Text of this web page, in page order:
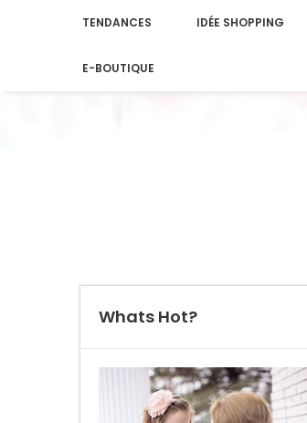
TENDANCES IDÉE SHOPPING
E-BOUTIQUE
Whats Hot?